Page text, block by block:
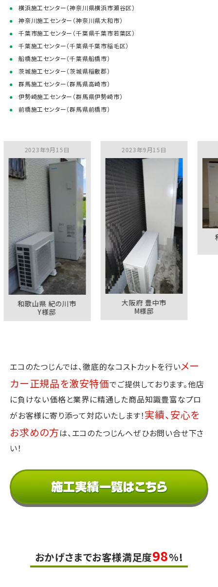
横浜施工センター（神奈川県横浜市瀬谷区）
神奈川施工センター（神奈川県大和市）
千葉市施工センター（千葉県千葉市若葉区）
千葉施工センター（千葉県千葉市稲毛区）
船橋施工センター（千葉県船橋市）
茨城施工センター（茨城県稲敷郡）
群馬施工センター（群馬県高崎市）
伊勢崎施工センター（群馬県伊勢崎市）
前橋施工センター（群馬県前橋市）
年9月15日
山県 紀の川市
2023年9月15日
大阪府 豊中市
和歌山
エコのたつじんでは、徹底的なコストカットを行いメー
カー正規品を激安特価でご提供しております。他店
に負けない価格と業界に精通した商品知識豊富なプロ
がお客様に寄り添って対応いたします！実績、安心を
お求めの方は、エコのたつじんへぜひお問い合せ下さ
い！
おかげさまでお客様満足度98%!